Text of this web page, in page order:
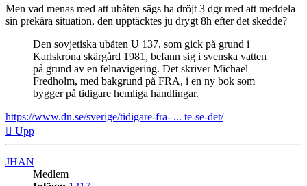
Men vad menas med att ubåten sägs ha dröjt 3 dgr med att meddela
sin prekära situation, den upptäcktes ju drygt 8h efter det skedde?
Den sovjetiska ubåten U 137, som gick på grund i
Karlskrona skärgård 1981, befann sig i svenska vatten
på grund av en felnavigering. Det skriver Michael
Fredholm, med bakgrund på FRA, i en ny bok som
bygger på tidigare hemliga handlingar.
https://www.dn.se/sverige/tidigare-fra- ... te-se-det/
Upp
JHAN
Medlem